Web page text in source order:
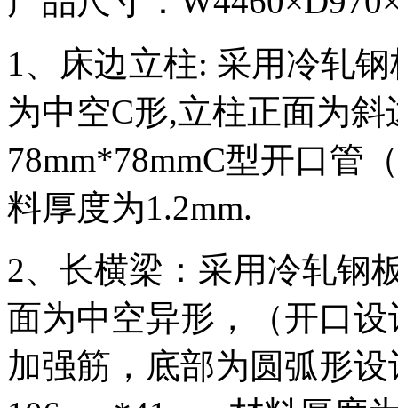
1、床边立柱: 采用冷轧
为中空C形,立柱正面为
78mm*78mmC型开口管
料厚度为1.2mm.
2、长横梁：采用冷轧钢
面为中空异形，（开口
加强筋，底部为圆弧形